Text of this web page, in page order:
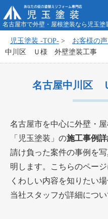
名古屋市で外壁・屋根塗装なら児玉塗
児玉塗装 -TOP- > お客様の
中川区 Ｕ様 外壁塗装工事
名古屋中川区
名古屋市を中心に外壁・
「児玉塗装」の施工事例詳
請け負った案件の事例を
明します。こちらのペー
くわしい内容を知りたい
当社スタッフが詳細につ